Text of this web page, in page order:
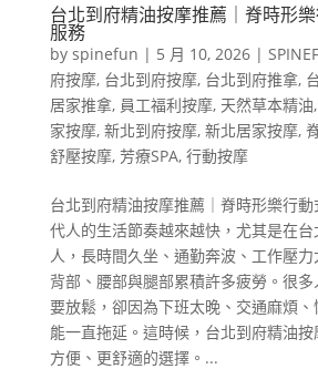
台北到府精油按摩推薦｜脊時形
服務
by spinefun | 5 月 10, 2026|
府按摩, 台北到府按摩, 台北到府推拿,
居家推拿, 員工福利按摩, 天然草本精油,
家按摩, 新北到府按摩, 新北居家按摩,
舒壓按摩, 芳療SPA, 行動按摩
台北到府精油按摩推薦｜脊時形樂行
代人的生活節奏越來越快，尤其是在
人，長時間久坐、通勤奔波、工作壓力
背部、腰部與腿部累積許多疲勞。很
要放鬆，卻因為下班太晚、交通麻煩
能一直拖延。這時候，台北到府精油
方便、更舒適的選擇。...